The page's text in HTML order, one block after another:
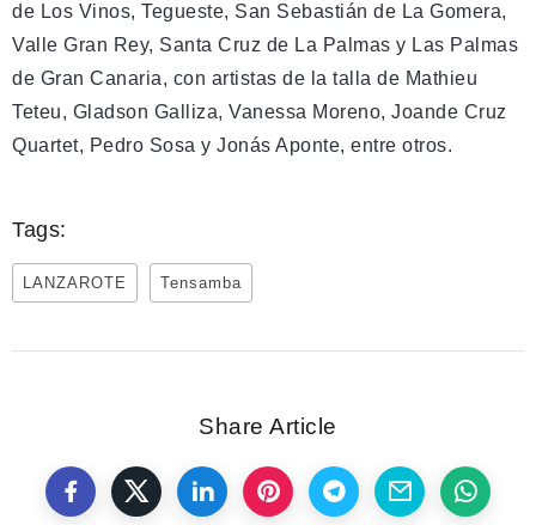
de Los Vinos, Tegueste, San Sebastián de La Gomera,
Valle Gran Rey, Santa Cruz de La Palmas y Las Palmas
de Gran Canaria, con artistas de la talla de Mathieu
Teteu, Gladson Galliza, Vanessa Moreno, Joande Cruz
Quartet, Pedro Sosa y Jonás Aponte, entre otros.
Tags:
LANZAROTE Tensamba
Share Article